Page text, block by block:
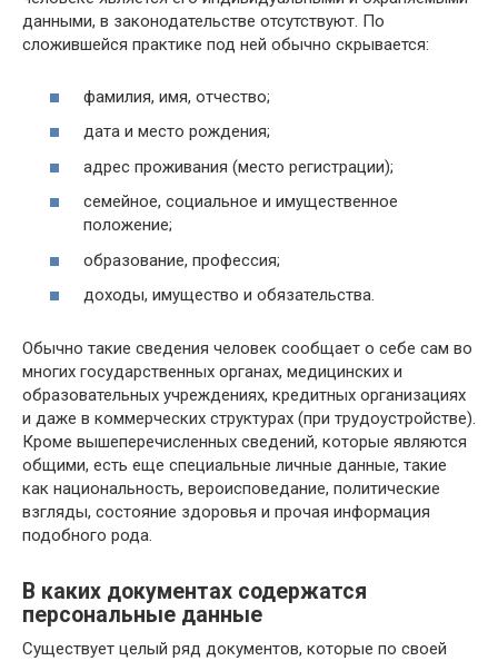
данными, в законодательстве отсутствуют. По
сложившейся практике под ней обычно скрывается:
фамилия, имя, отчество;
дата и место рождения;
адрес проживания (место регистрации);
семейное, социальное и имущественное
положение;
образование, профессия;
доходы, имущество и обязательства.
Обычно такие сведения человек сообщает о себе сам во
многих государственных органах, медицинских и
образовательных учреждениях, кредитных организациях
и даже в коммерческих структурах (при трудоустройстве).
Кроме вышеперечисленных сведений, которые являются
общими, есть еще специальные личные данные, такие
как национальность, вероисповедание, политические
взгляды, состояние здоровья и прочая информация
подобного рода.
В каких документах содержатся
персональные данные
Существует целый ряд документов, которые по своей